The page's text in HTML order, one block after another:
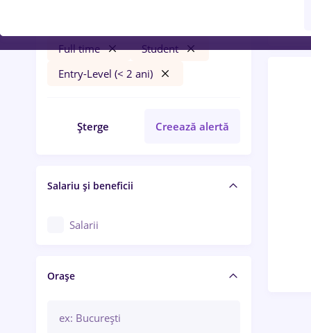
Full time
Student
Entry-Level (< 2 ani)
Șterge Creează alertă
Salariu și beneficii
Salarii
Orașe